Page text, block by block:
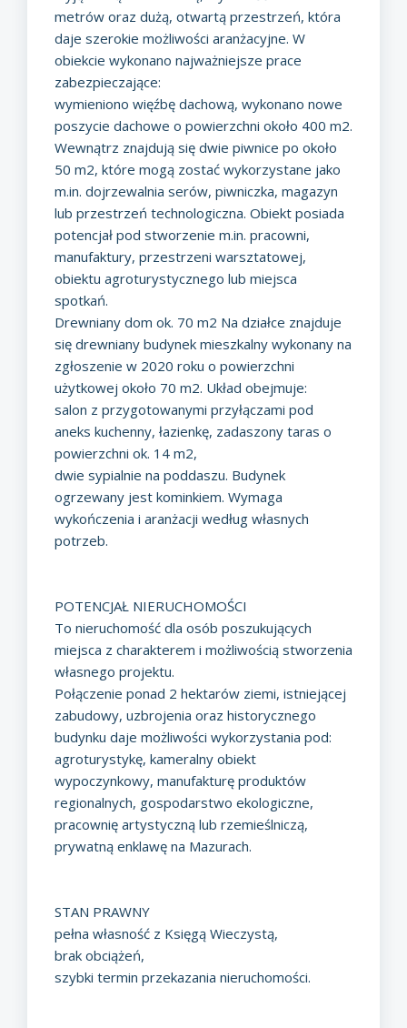
metrów oraz dużą, otwartą przestrzeń, która
daje szerokie możliwości aranżacyjne. W
obiekcie wykonano najważniejsze prace
zabezpieczające:
wymieniono więźbę dachową, wykonano nowe
poszycie dachowe o powierzchni około 400 m2.
Wewnątrz znajdują się dwie piwnice po około
50 m2, które mogą zostać wykorzystane jako
m.in. dojrzewalnia serów, piwniczka, magazyn
lub przestrzeń technologiczna. Obiekt posiada
potencjał pod stworzenie m.in. pracowni,
manufaktury, przestrzeni warsztatowej,
obiektu agroturystycznego lub miejsca
spotkań.
Drewniany dom ok. 70 m2 Na działce znajduje
się drewniany budynek mieszkalny wykonany na
zgłoszenie w 2020 roku o powierzchni
użytkowej około 70 m2. Układ obejmuje:
salon z przygotowanymi przyłączami pod
aneks kuchenny, łazienkę, zadaszony taras o
powierzchni ok. 14 m2,
dwie sypialnie na poddaszu. Budynek
ogrzewany jest kominkiem. Wymaga
wykończenia i aranżacji według własnych
potrzeb.
POTENCJAŁ NIERUCHOMOŚCI
To nieruchomość dla osób poszukujących
miejsca z charakterem i możliwością stworzenia
własnego projektu.
Połączenie ponad 2 hektarów ziemi, istniejącej
zabudowy, uzbrojenia oraz historycznego
budynku daje możliwości wykorzystania pod:
agroturystykę, kameralny obiekt
wypoczynkowy, manufakturę produktów
regionalnych, gospodarstwo ekologiczne,
pracownię artystyczną lub rzemieślniczą,
prywatną enklawę na Mazurach.
STAN PRAWNY
pełna własność z Księgą Wieczystą,
brak obciążeń,
szybki termin przekazania nieruchomości.